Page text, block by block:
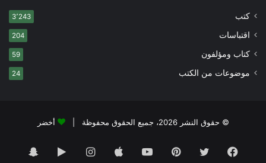
كتب 3٬243
اقتباسات 204
كتاب ومؤلفون 59
موضوعات من الكتب 24
© حقوق النشر 2026، جميع الحقوق محفوظة | أخضر
فيسبوك تويتر بينتيريستيوتيوب انستقرام‏Google